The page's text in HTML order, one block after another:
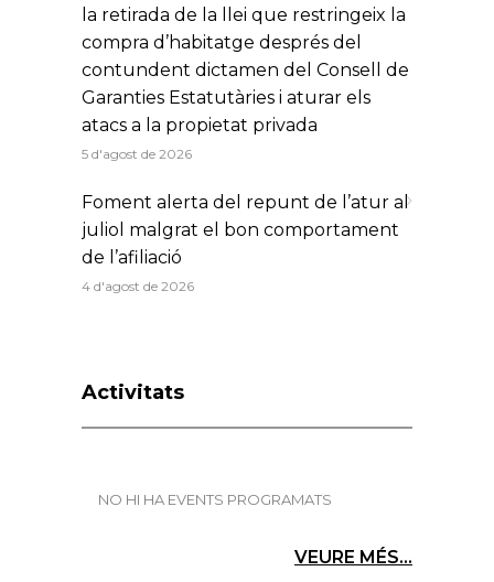
la retirada de la llei que restringeix la
compra d’habitatge després del
contundent dictamen del Consell de
Garanties Estatutàries i aturar els
atacs a la propietat privada
5 d'agost de 2026
Foment alerta del repunt de l’atur al
juliol malgrat el bon comportament
de l’afiliació
4 d'agost de 2026
Activitats
NO HI HA EVENTS PROGRAMATS
VEURE MÉS...